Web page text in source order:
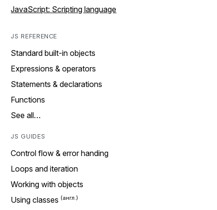
JavaScript: Scripting language
JS REFERENCE
Standard built-in objects
Expressions & operators
Statements & declarations
Functions
See all…
JS GUIDES
Control flow & error handing
Loops and iteration
Working with objects
Using classes